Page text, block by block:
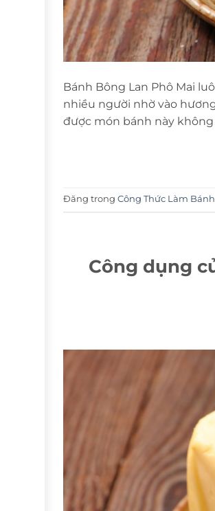
Bánh Bông Lan Phô Mai
nhiều người nhờ vào
được món bánh này
Đăng trong Công Thức Làm Bánh
Công dụng